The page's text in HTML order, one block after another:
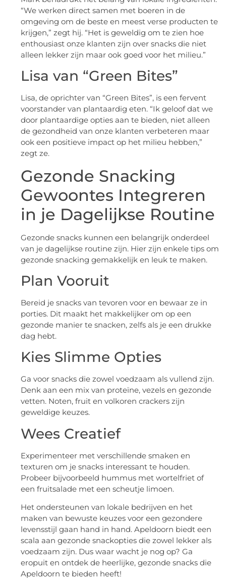
“We werken direct samen met boeren in de
omgeving om de beste en meest verse producten te
krijgen,” zegt hij. “Het is geweldig om te zien hoe
enthousiast onze klanten zijn over snacks die niet
alleen lekker zijn maar ook goed voor het milieu.”
Lisa van “Green Bites”
Lisa, de oprichter van “Green Bites”, is een fervent
voorstander van plantaardig eten. “Ik geloof dat we
door plantaardige opties aan te bieden, niet alleen
de gezondheid van onze klanten verbeteren maar
ook een positieve impact op het milieu hebben,”
zegt ze.
Gezonde Snacking
Gewoontes Integreren
in je Dagelijkse Routine
Gezonde snacks kunnen een belangrijk onderdeel
van je dagelijkse routine zijn. Hier zijn enkele tips om
gezonde snacking gemakkelijk en leuk te maken.
Plan Vooruit
Bereid je snacks van tevoren voor en bewaar ze in
porties. Dit maakt het makkelijker om op een
gezonde manier te snacken, zelfs als je een drukke
dag hebt.
Kies Slimme Opties
Ga voor snacks die zowel voedzaam als vullend zijn.
Denk aan een mix van proteïne, vezels en gezonde
vetten. Noten, fruit en volkoren crackers zijn
geweldige keuzes.
Wees Creatief
Experimenteer met verschillende smaken en
texturen om je snacks interessant te houden.
Probeer bijvoorbeeld hummus met wortelfriet of
een fruitsalade met een scheutje limoen.
Het ondersteunen van lokale bedrijven en het
maken van bewuste keuzes voor een gezondere
levensstijl gaan hand in hand. Apeldoorn biedt een
scala aan gezonde snackopties die zowel lekker als
voedzaam zijn. Dus waar wacht je nog op? Ga
eropuit en ontdek de heerlijke, gezonde snacks die
Apeldoorn te bieden heeft!